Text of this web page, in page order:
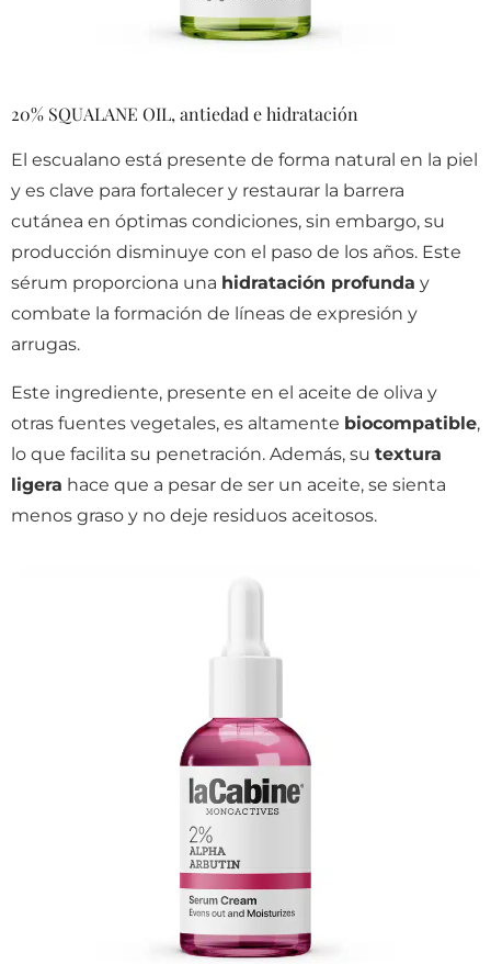
20% SQUALANE OIL, antiedad e hidratación
El escualano está presente de forma natural en la piel
y es clave para fortalecer y restaurar la barrera
cutánea en óptimas condiciones, sin embargo, su
producción disminuye con el paso de los años. Este
sérum proporciona una hidratación profunda y
combate la formación de líneas de expresión y
arrugas.
Este ingrediente, presente en el aceite de oliva y
otras fuentes vegetales, es altamente biocompatible,
lo que facilita su penetración. Además, su textura
ligera hace que a pesar de ser un aceite, se sienta
menos graso y no deje residuos aceitosos.